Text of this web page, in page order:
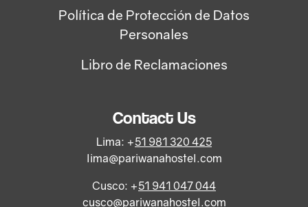
Política de Protección de Datos
Personales
Libro de Reclamaciones
Contact Us
Lima: +51 981 320 425
lima@pariwanahostel.com
Cusco: +51 941 047 044
cusco@pariwanahostel.com